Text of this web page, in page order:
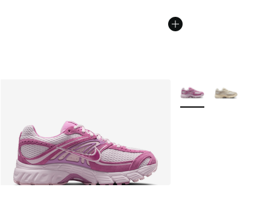
Plus de couleurs